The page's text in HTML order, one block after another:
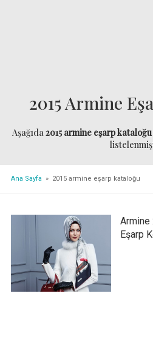
2015 Armine
Aşağıda2015 armine eşarp kataloğu
Ana Sayfa » 2015 armine eşarp kataloğu
Armine
Eşarp